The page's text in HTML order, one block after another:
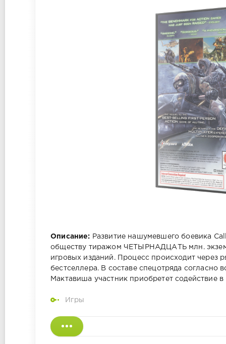
Описание: Развитие нашумевшего боевика
обществу тиражом ЧЕТЫРНАДЦАТЬ млн.
игровых изданий. Процесс происходит через
бестселлера. В составе спецотряда
Мактавиша участник приобретет содействие
Игры